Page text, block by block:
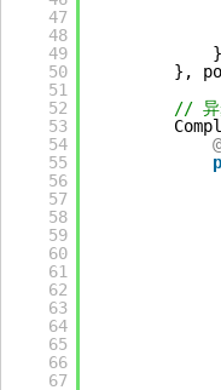
47
48
49
50
51
52
53
54
55
56
57
58
59
60
61
62
63
64
65
66
67
}
},
// 异